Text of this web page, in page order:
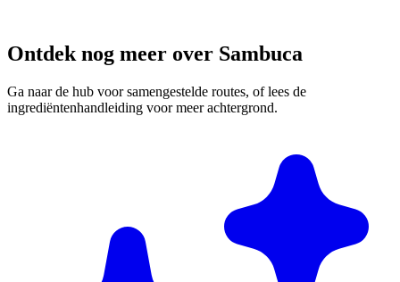
Ontdek nog meer over Sambuca
Ga naar de hub voor samengestelde routes, of lees de
ingrediëntenhandleiding voor meer achtergrond.